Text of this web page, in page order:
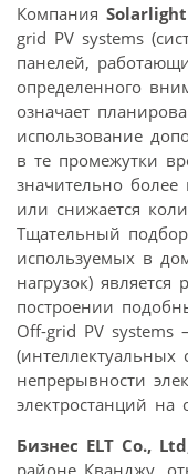
Компания
grid PV systems
панелей,
определенного
означает
использование
в те промежутки
значительно более
или снижается
Тщательный
используемых в
нагрузок)
построении
Off-grid PV systems
(интеллектуальных
непрерывности
электростанций
Бизнес ELT Co., Ltd
районе Кванджу,